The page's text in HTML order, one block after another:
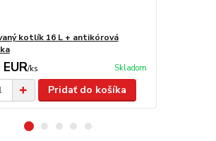
kotlík 16 L + antikórová
/ks Skladom
Pridať do košíka